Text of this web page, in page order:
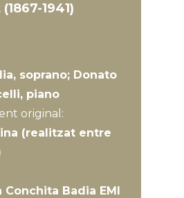
1941)
soprano; Donato
piano
original:
(realitzat entre
Conchita Badia EMI